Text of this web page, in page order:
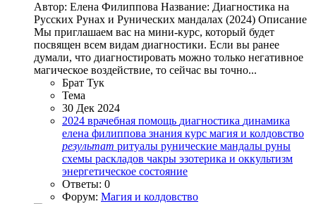
Автор: Елена Филиппова Название: Диагностика на
Русских Рунах и Рунических мандалах (2024) Описание
Мы приглашаем вас на мини-курс, который будет
посвящен всем видам диагностики. Если вы ранее
думали, что диагностировать можно только негативное
магическое воздействие, то сейчас вы точно...
Брат Тук
Тема
30 Дек 2024
2024 врачебная помощь диагностика динамика
елена филиппова знания курс магия и колдовство
результат ритуалы рунические мандалы руны
схемы раскладов чакры эзотерика и оккультизм
энергетическое состояние
Ответы: 0
Форум: Магия и колдовство